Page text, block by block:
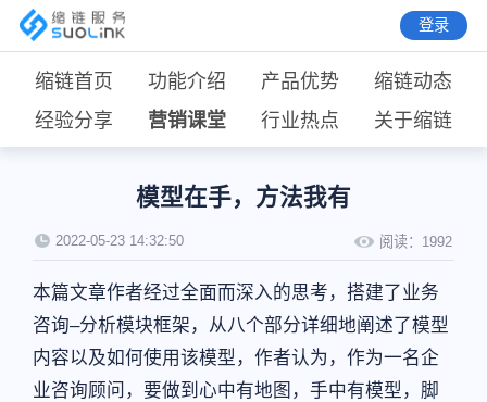
登录
缩链首页 功能介绍 产品优势
缩链动态
经验分享
营销课堂 行业热点 关于缩链
模型在手，方法我有
2022-05-23 14:32:50 阅读： 1992
本篇文章作者经过全面而深入的思考，搭建了业务
咨询–分析模块框架，从八个部分详细地阐述了模型
内容以及如何使用该模型，作者认为，作为一名企
业咨询顾问，要做到心中有地图，手中有模型，脚